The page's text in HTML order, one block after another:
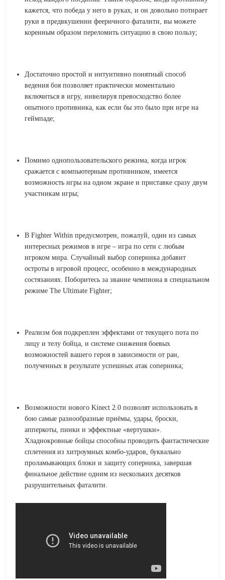
кажется, что победа у него в руках, и он довольно потирает
руки в предвкушении фееричного фаталити, вы можете
коренным образом переломить ситуацию в свою пользу;
Достаточно простой и интуитивно понятный способ
ведения боя позволяет практически моментально
включиться в игру, нивелируя превосходство более
опытного противника, как если бы это было при игре на
геймпаде;
Помимо однопользовательского режима, когда игрок
сражается с компьютерным противником, имеется
возможность игры на одном экране и приставке сразу двум
участникам игры;
В Fighter Within предусмотрен, пожалуй, один из самых
интересных режимов в игре – игра по сети с любым
игроком мира. Случайный выбор соперника добавит
остроты в игровой процесс, особенно в международных
состязаниях. Поборитесь за звание чемпиона в специальном
режиме The Ultimate Fighter;
Реализм боя подкреплен эффектами от текущего пота по
лицу и телу бойца, и системе снижения боевых
возможностей вашего героя в зависимости от ран,
полученных в результате успешных атак соперника;
Возможности нового Kinect 2.0 позволят использовать в
бою самые разнообразные приёмы, удары, броски,
апперкоты, пинки и эффектные «вертушки».
Хладнокровные бойцы способны проводить фантастические
сплетения из хитроумных комбо-ударов, буквально
проламывающих блоки и защиту соперника, завершая
финальное действие одним из нескольких десятков
разрушительных фаталити.